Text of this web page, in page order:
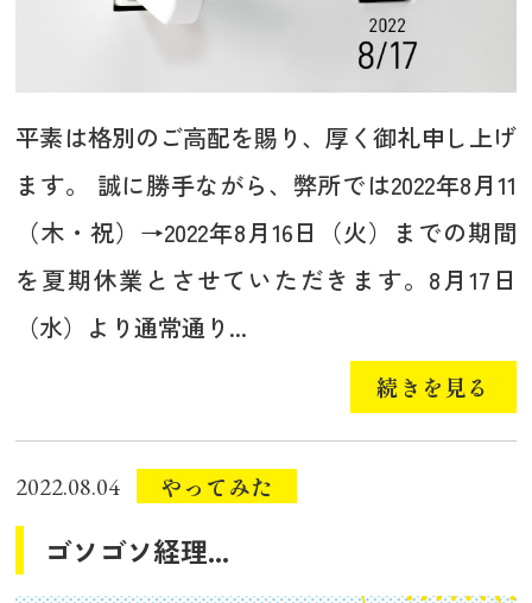
平素は格別のご高配を賜り、厚く御礼申し上げ
ます。 誠に勝手ながら、弊所では2022年8月11
（木・祝）→2022年8月16日（火）までの期間
を夏期休業とさせていただきます。8月17日
（水）より通常通り...
続きを見る
2022.08.04 やってみた
ゴソゴソ経理...